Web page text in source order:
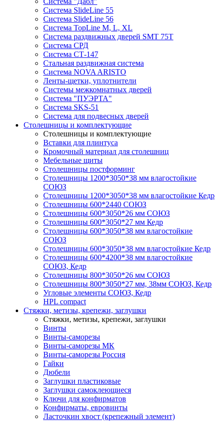
Система SlideLine 55
Система SlideLine 56
Система TopLine M, L, XL
Система раздвижных дверей SMT 75T
Система СРД
Система СТ-147
Стальная раздвижная система
Система NOVA ARISTO
Ленты-щетки, уплотнители
Системы межкомнатных дверей
Система "ПУЭРТА"
Система SKS-51
Система для подвесных дверей
Столешницы и комплектующие
Столешницы и комплектующие
Вставки для плинтуса
Кромочный материал для столешниц
Мебельные щиты
Столешницы постформинг
Столешницы 1200*3050*38 мм влагостойкие
СОЮЗ
Столешницы 1200*3050*38 мм влагостойкие Кедр
Столешницы 600*2440 СОЮЗ
Столешницы 600*3050*26 мм СОЮЗ
Столешницы 600*3050*27 мм Кедр
Столешницы 600*3050*38 мм влагостойкие
СОЮЗ
Столешницы 600*3050*38 мм влагостойкие Кедр
Столешницы 600*4200*38 мм влагостойкие
СОЮЗ, Кедр
Столешницы 800*3050*26 мм СОЮЗ
Столешницы 800*3050*27 мм, 38мм СОЮЗ, Кедр
Угловые элементы СОЮЗ, Кедр
HPL compact
Стяжки, метизы, крепежи, заглушки
Стяжки, метизы, крепежи, заглушки
Винты
Винты-саморезы
Винты-саморезы МК
Винты-саморезы Россия
Гайки
Дюбели
Заглушки пластиковые
Заглушки самоклеющиеся
Ключи для конфирматов
Конфирматы, евровинты
Ласточкин хвост (крепежный элемент)